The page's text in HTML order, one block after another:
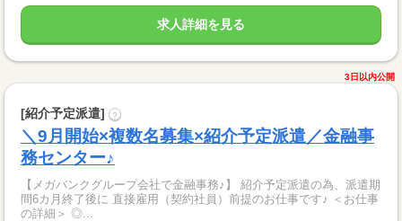
求人詳細を見る
3日以内公開
[紹介予定派遣] ?
＼9月開始×複数名募集×紹介予定派遣／金融事
務センター♪
【メガバンクグループ会社で金融事務♪】 紹介予定派遣の為、派遣期
間6カ月終了後に 直接雇用（契約社員）前提のお仕事です♪ ＜お仕事
の詳細＞ ◎...